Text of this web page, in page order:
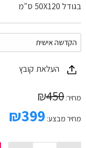
בגודל 50X120 ס"מ
העלאת קובץ
מחיר: ₪450
מחיר מבצע: ₪399